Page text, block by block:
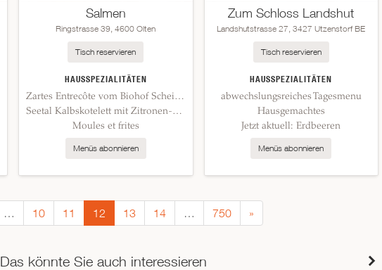
Salmen
Ringstrasse 39, 4600 Olten
HAUSSPEZIALITÄTEN
Zartes Entrecôte vom Biohof Scheibler Oftringen
Seetal Kalbskotelett mit Zitronen-Thymianbutter
Moules et frites
Menüs abonnieren
Tisch reservieren
Zum Schloss Landshut
Landshutstrasse 27, 3427 Utzenstorf BE
HAUSSPEZIALITÄTEN
abwechslungsreiches Tagesmenu
Hausgemachtes
Jetzt aktuell: Erdbeeren
Menüs abonnieren
Tisch reservieren
… 10 11 12 13 14 … 750 »
Das könnte Sie auch interessieren